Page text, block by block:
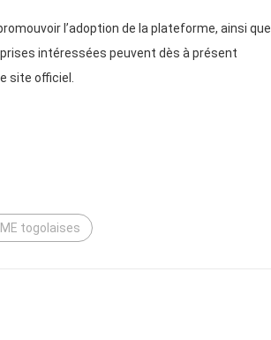
l’adoption de la plateforme, ainsi que
intéressées peuvent dès à présent
site officiel.
togolaises